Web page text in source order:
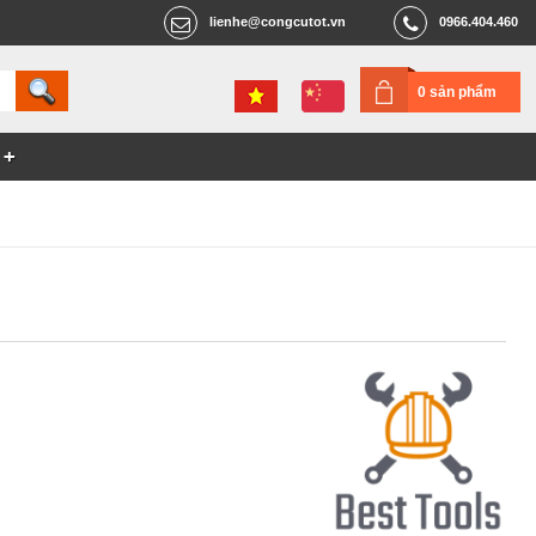
0966.404.460
lienhe@congcutot.vn
0 sản phẩm